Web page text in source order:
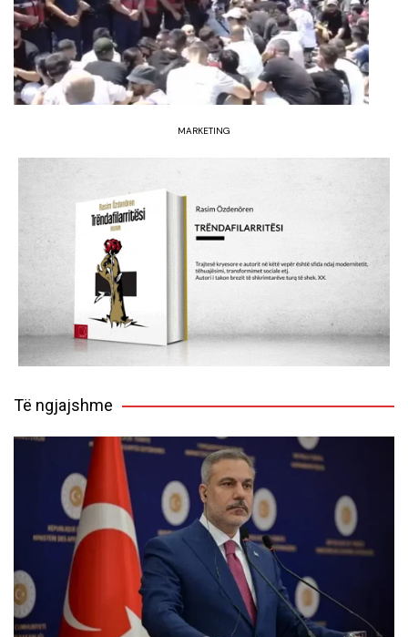
MARKETING
Të ngjajshme